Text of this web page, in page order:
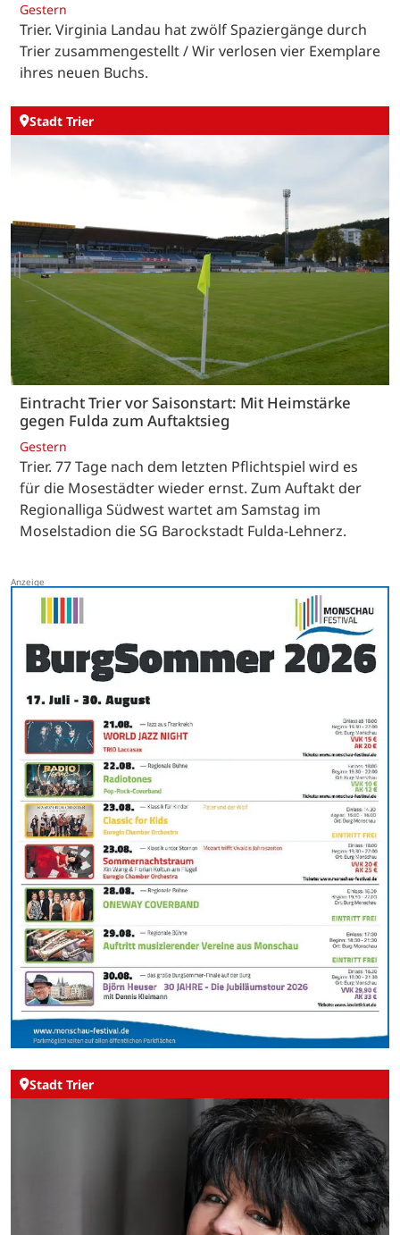
Gestern
Trier. Virginia Landau hat zwölf Spaziergänge durch
Trier zusammengestellt / Wir verlosen vier Exemplare
ihres neuen Buchs.
Stadt Trier
Eintracht Trier vor Saisonstart: Mit Heimstärke
gegen Fulda zum Auftaktsieg
Gestern
Trier. 77 Tage nach dem letzten Pflichtspiel wird es
für die Mosestädter wieder ernst. Zum Auftakt der
Regionalliga Südwest wartet am Samstag im
Moselstadion die SG Barockstadt Fulda-Lehnerz.
Stadt Trier